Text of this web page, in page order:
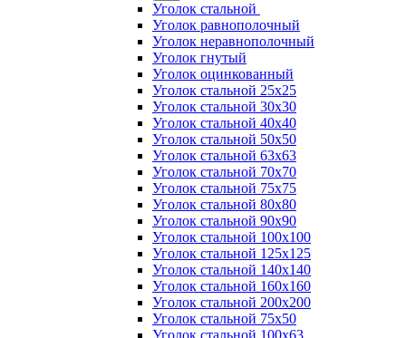
Уголок стальной
Уголок равнополочный
Уголок неравнополочный
Уголок гнутый
Уголок оцинкованный
Уголок стальной 25х25
Уголок стальной 30х30
Уголок стальной 40х40
Уголок стальной 50х50
Уголок стальной 63х63
Уголок стальной 70х70
Уголок стальной 75х75
Уголок стальной 80х80
Уголок стальной 90х90
Уголок стальной 100х100
Уголок стальной 125х125
Уголок стальной 140х140
Уголок стальной 160х160
Уголок стальной 200х200
Уголок стальной 75х50
Уголок стальной 100х63